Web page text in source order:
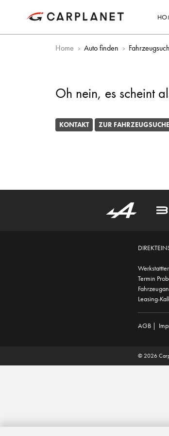
Home Auto finden
Oh nein, es scheint
KONTAKT ZUR FAHRZEUGSUCHE
Termin
Leasing-
AGB |
© 2026